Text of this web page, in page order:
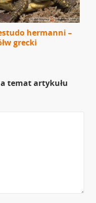
hermanni –
grecki
temat artykułu